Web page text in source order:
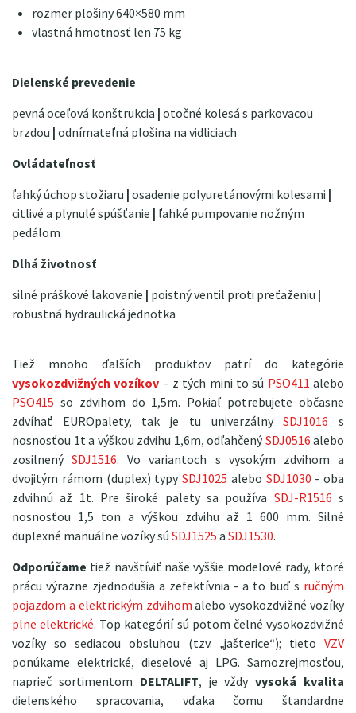
rozmer plošiny 640×580 mm
vlastná hmotnosť len 75 kg
Dielenské prevedenie
pevná oceľová konštrukcia |otočné kolesá s parkovacou
brzdou |odnímateľná plošina na vidliciach
Ovládateľnosť
ľahký úchop stožiaru |osadenie polyuretánovými kolesami |
citlivé a plynulé spúšťanie | ľahké pumpovanie nožným
pedálom
Dlhá životnosť
silné práškové lakovanie | poistný ventil proti preťaženiu |
robustná hydraulická jednotka
Tiež mnoho ďalších produktov patrí do kategórie
vysokozdvižných vozíkov – z tých mini to sú PSO411 alebo
PSO415 so zdvihom do 1,5m. Pokiaľ potrebujete občasne
zdvíhať EUROpalety, tak je tu univerzálnySDJ1016 s
nosnosťou 1t a výškou zdvihu 1,6m, odľahčenýSDJ0516alebo
zosilnenýSDJ1516. Vo variantoch s vysokým zdvihom a
dvojitým rámom (duplex) typySDJ1025 alebo SDJ1030 - oba
zdvihnú až 1t. Pre široké palety sa používa SDJ-R1516 s
nosnosťou 1,5 ton a výškou zdvihu až 1 600 mm. Silné
duplexné manuálne vozíky súSDJ1525aSDJ1530.
Odporúčame tiež navštíviť naše vyššie modelové rady, ktoré
prácu výrazne zjednodušia a zefektívnia - a to buď s ručným
pojazdom a elektrickým zdvihomalebo vysokozdvižné vozíky
plne elektrické. Top kategórií sú potom čelné vysokozdvižné
vozíky so sediacou obsluhou (tzv. „jašterice“); tieto VZV
ponúkame elektrické, dieselové aj LPG. Samozrejmosťou,
naprieč sortimentom DELTALIFT, je vždyvysoká kvalita
dielenského spracovania, vďaka čomu štandardne